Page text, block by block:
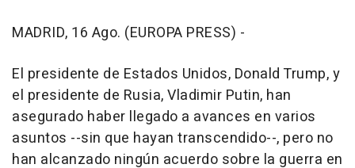
MADRID, 16 Ago. (EUROPA PRESS) -
El presidente de Estados Unidos, Donald Trump, y
el presidente de Rusia, Vladimir Putin, han
asegurado haber llegado a avances en varios
asuntos --sin que hayan transcendido--, pero no
han alcanzado ningún acuerdo sobre la guerra en